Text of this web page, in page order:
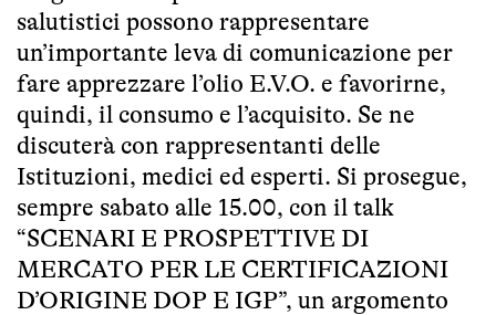
salutistici possono rappresentare
un’importante leva di comunicazione per
fare apprezzare l’olio E.V.O. e favorirne,
quindi, il consumo e l’acquisito. Se ne
discuterà con rappresentanti delle
Istituzioni, medici ed esperti. Si prosegue,
sempre sabato alle 15.00, con il talk
“SCENARI E PROSPETTIVE DI
MERCATO PER LE CERTIFICAZIONI
D’ORIGINE DOP E IGP”, un argomento